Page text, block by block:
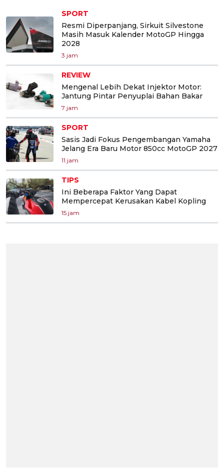
SPORT
Resmi Diperpanjang, Sirkuit Silvestone
Masih Masuk Kalender MotoGP Hingga
2028
3 jam
REVIEW
Mengenal Lebih Dekat Injektor Motor:
Jantung Pintar Penyuplai Bahan Bakar
7 jam
SPORT
Sasis Jadi Fokus Pengembangan Yamaha
Jelang Era Baru Motor 850cc MotoGP 2027
11 jam
TIPS
Ini Beberapa Faktor Yang Dapat
Mempercepat Kerusakan Kabel Kopling
15 jam